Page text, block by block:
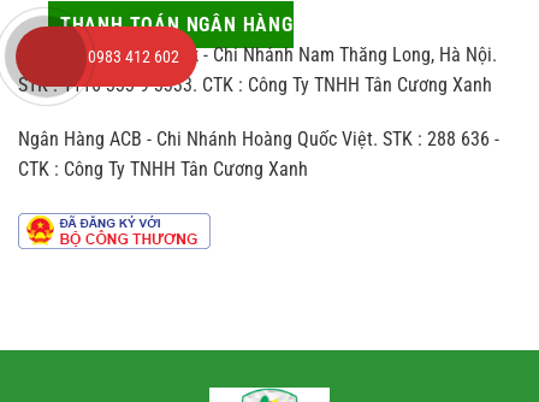
vừa
hợp
người
nhận
động
ai
để
hương
vị
công
biệt
thế
với
trà
sản
THANH TOÁN NGÂN HÀNG
Ngân Hàng Viettinbank - Chi Nhánh Nam Thăng Long, Hà Nội.
STK : 1116 333 9 3333. CTK : Công Ty TNHH Tân Cương Xanh
Ngân Hàng ACB - Chi Nhánh Hoàng Quốc Việt. STK : 288 636 -
CTK : Công Ty TNHH Tân Cương Xanh
0983 412 602